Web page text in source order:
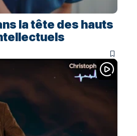
la tête des hauts